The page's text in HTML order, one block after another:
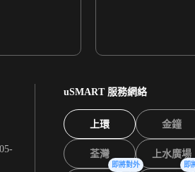
uSMART 服務網絡
上環 金鐘
荃灣 上水廣場
即將對外 即